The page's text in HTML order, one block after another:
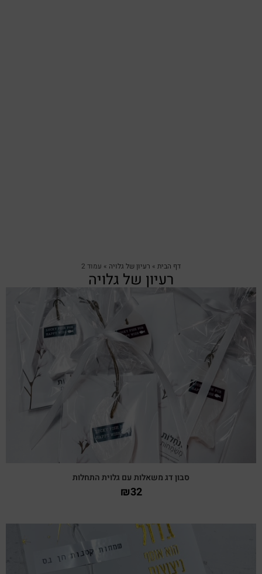
דף הבית » רעיון של גלויה » עמוד 2
רעיון של גלויה
צפייה מהירה
סבון דג משאלות עם גלוית התחלות
₪32